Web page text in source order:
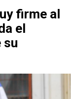
firme al
el
su